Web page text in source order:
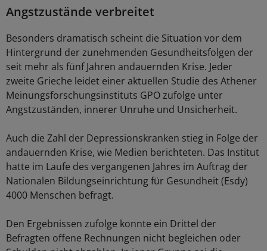
Angstzustände verbreitet
Besonders dramatisch scheint die Situation vor dem
Hintergrund der zunehmenden Gesundheitsfolgen der
seit mehr als fünf Jahren andauernden Krise. Jeder
zweite Grieche leidet einer aktuellen Studie des Athener
Meinungsforschungsinstituts GPO zufolge unter
Angstzuständen, innerer Unruhe und Unsicherheit.
Auch die Zahl der Depressionskranken stieg in Folge der
andauernden Krise, wie Medien berichteten. Das Institut
hatte im Laufe des vergangenen Jahres im Auftrag der
Nationalen Bildungseinrichtung für Gesundheit (Esdy)
4000 Menschen befragt.
Den Ergebnissen zufolge konnte ein Drittel der
Befragten offene Rechnungen nicht begleichen oder